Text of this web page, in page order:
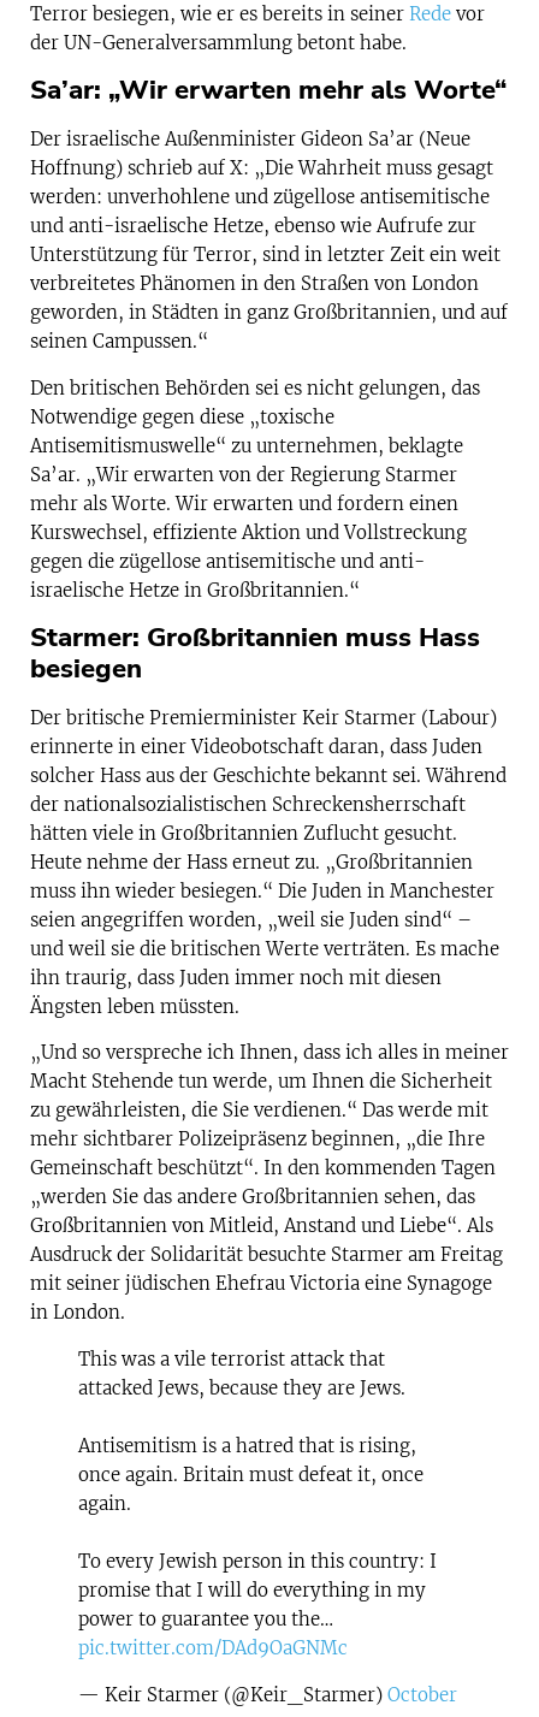
Terror besiegen, wie er es bereits in seiner Rede vor
der UN-Generalversammlung betont habe.
Sa’ar: „Wir erwarten mehr als Worte“
Der israelische Außenminister Gideon Sa’ar (Neue
Hoffnung) schrieb auf X: „Die Wahrheit muss gesagt
werden: unverhohlene und zügellose antisemitische
und anti-israelische Hetze, ebenso wie Aufrufe zur
Unterstützung für Terror, sind in letzter Zeit ein weit
verbreitetes Phänomen in den Straßen von London
geworden, in Städten in ganz Großbritannien, und auf
seinen Campussen.“
Den britischen Behörden sei es nicht gelungen, das
Notwendige gegen diese „toxische
Antisemitismuswelle“ zu unternehmen, beklagte
Sa’ar. „Wir erwarten von der Regierung Starmer
mehr als Worte. Wir erwarten und fordern einen
Kurswechsel, effiziente Aktion und Vollstreckung
gegen die zügellose antisemitische und anti-
israelische Hetze in Großbritannien.“
Starmer: Großbritannien muss Hass
besiegen
Der britische Premierminister Keir Starmer (Labour)
erinnerte in einer Videobotschaft daran, dass Juden
solcher Hass aus der Geschichte bekannt sei. Während
der nationalsozialistischen Schreckensherrschaft
hätten viele in Großbritannien Zuflucht gesucht.
Heute nehme der Hass erneut zu. „Großbritannien
muss ihn wieder besiegen.“ Die Juden in Manchester
seien angegriffen worden, „weil sie Juden sind“ –
und weil sie die britischen Werte verträten. Es mache
ihn traurig, dass Juden immer noch mit diesen
Ängsten leben müssten.
„Und so verspreche ich Ihnen, dass ich alles in meiner
Macht Stehende tun werde, um Ihnen die Sicherheit
zu gewährleisten, die Sie verdienen.“ Das werde mit
mehr sichtbarer Polizeipräsenz beginnen, „die Ihre
Gemeinschaft beschützt“. In den kommenden Tagen
„werden Sie das andere Großbritannien sehen, das
Großbritannien von Mitleid, Anstand und Liebe“. Als
Ausdruck der Solidarität besuchte Starmer am Freitag
mit seiner jüdischen Ehefrau Victoria eine Synagoge
in London.
This was a vile terrorist attack that
attacked Jews, because they are Jews.
Antisemitism is a hatred that is rising,
once again. Britain must defeat it, once
again.
To every Jewish person in this country: I
promise that I will do everything in my
power to guarantee you the…
pic.twitter.com/DAd9OaGNMc
— Keir Starmer (@Keir_Starmer) October